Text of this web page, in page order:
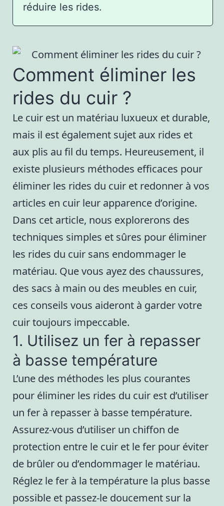
réduire les rides.
Comment éliminer les
rides du cuir ?
Le cuir est un matériau luxueux et durable,
mais il est également sujet aux rides et
aux plis au fil du temps. Heureusement, il
existe plusieurs méthodes efficaces pour
éliminer les rides du cuir et redonner à vos
articles en cuir leur apparence d’origine.
Dans cet article, nous explorerons des
techniques simples et sûres pour éliminer
les rides du cuir sans endommager le
matériau. Que vous ayez des chaussures,
des sacs à main ou des meubles en cuir,
ces conseils vous aideront à garder votre
cuir toujours impeccable.
1. Utilisez un fer à repasser
à basse température
L’une des méthodes les plus courantes
pour éliminer les rides du cuir est d’utiliser
un fer à repasser à basse température.
Assurez-vous d’utiliser un chiffon de
protection entre le cuir et le fer pour éviter
de brûler ou d’endommager le matériau.
Réglez le fer à la température la plus basse
possible et passez-le doucement sur la